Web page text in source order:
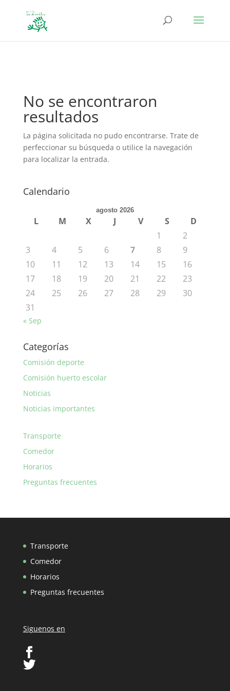
No se encontraron
resultados
La página solicitada no pudo encontrarse. Trate de
perfeccionar su búsqueda o utilice la navegación
para localizar la entrada.
Calendario
agosto 2026
L M X J V S
D
1
2
3
4 5 6 7 8
9
10
11 12 13 14 15
16
17
18 19 20 21 22
23
24
25 26 27 28 29
30
31
« Sep
Categorías
Comisión deporte
Comisión huerto escolar
Noticias
Noticias importantes
Transporte
Comedor
Horarios
Preguntas frecuentes
Transporte
Comedor
Horarios
Preguntas frecuentes
Siguenos en